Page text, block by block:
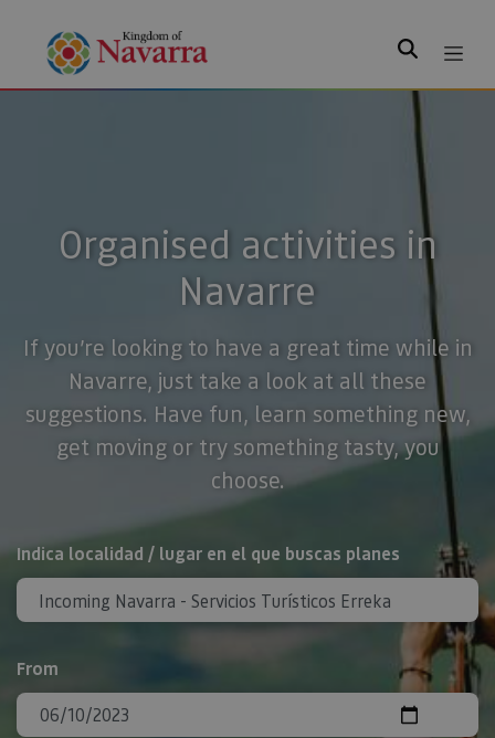
Search
Organised activities in
Navarre
If you’re looking to have a great time while in
Navarre, just take a look at all these
suggestions. Have fun, learn something new,
get moving or try something tasty, you
choose.
Search
Indica localidad / lugar en el que buscas planes
From